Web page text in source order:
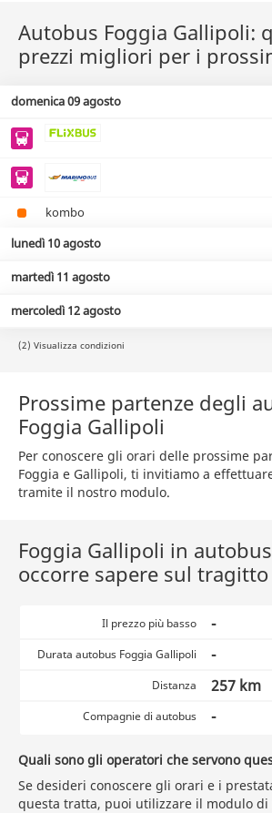
Autobus Foggia Gallipoli:
prezzi migliori per i
domenica 09 agosto
kombo
lunedì 10 agosto
martedì 11 agosto
mercoledì 12 agosto
(2) Visualizza condizioni
Prossime partenze degli
Foggia Gallipoli
Per conoscere gli orari delle prossime
Foggia e Gallipoli, ti invitiamo a
tramite il nostro modulo.
Foggia Gallipoli in
occorre sapere sul tragitto
Il prezzo più basso -
Durata autobus Foggia Gallipoli -
Distanza 257 km
Compagnie di autobus -
Quali sono gli operatori che servono
Se desideri conoscere gli orari e i
questa tratta, puoi utilizzare il modulo di